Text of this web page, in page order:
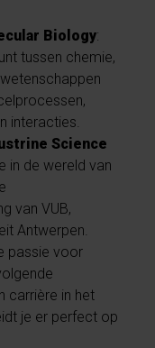
Biology:
tussen chemie,
interacties.
Science
in de wereld van
van VUB,
Antwerpen.
passie voor
carrière in het
je er perfect op